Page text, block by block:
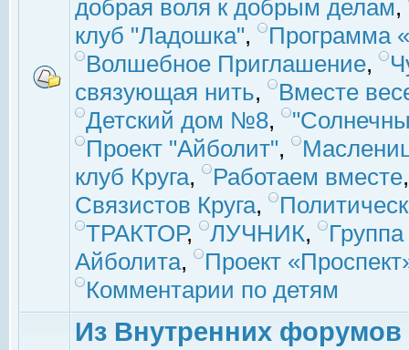
добрая воля к добрым делам,
клуб "Ладошка",
Программа
Волшебное Приглашение,
связующая нить,
Вместе
Детский дом №8,
Проект "Айболит",
клуб Круга, Работаем вместе
Связистов Круга,
ТРАКТОР, ЛУЧНИК,
Айболита,
Проект
Комментарии по детям
Из Внутренних форумов